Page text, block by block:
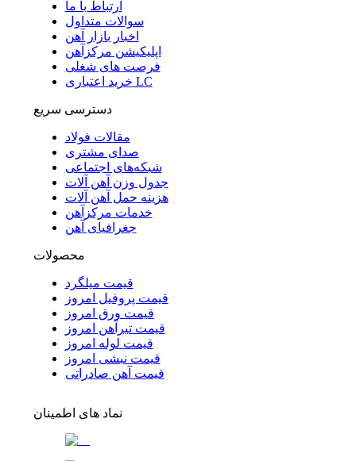
ارتباط با ما
سوالات متداول
اخبار بازار آهن
اپلیکیشن مرکزآهن
فرصت های شغلی
خرید اعتباری LC
دسترسی سریع
مقالات فولاد
صدای مشتری
شبکه‌های اجتماعی
جدول وزن آهن آلات
هزینه حمل آهن آلات
خدمات مرکزآهن
جغرافیای آهن
محصولات
قیمت میلگرد
قیمت پروفیل امروز
قیمت ورق امروز
قیمت تیرآهن امروز
قیمت لوله امروز
قیمت نبشی امروز
قیمت آهن صادراتی
نماد های اطمینان